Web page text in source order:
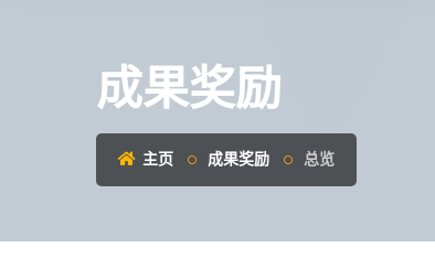
成果奖励
主页 成果奖励 总览